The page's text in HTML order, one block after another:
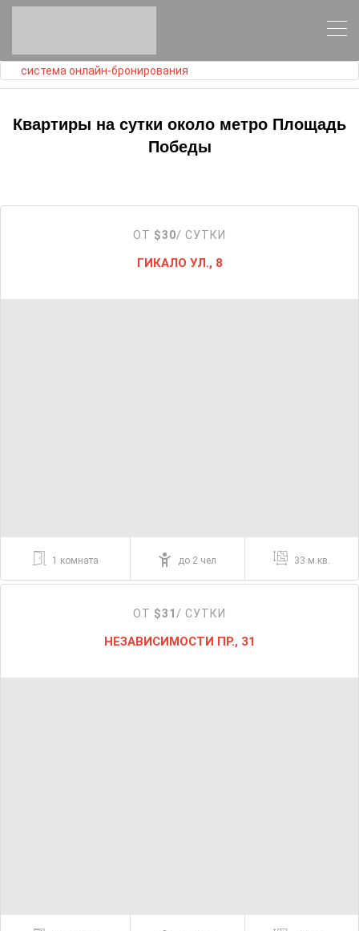
система онлайн-бронирования
Квартиры на сутки около метро Площадь
Победы
ОТ $30/ СУТКИ
ГИКАЛО УЛ., 8
1 комната до 2 чел 33 м.кв.
ОТ $31 / СУТКИ
НЕЗАВИСИМОСТИ ПР., 31